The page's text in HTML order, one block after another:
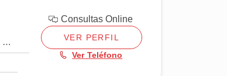
,Denuncia falsa y falso testimonio
Consultas Online
VER PERFIL
Ver Teléfono